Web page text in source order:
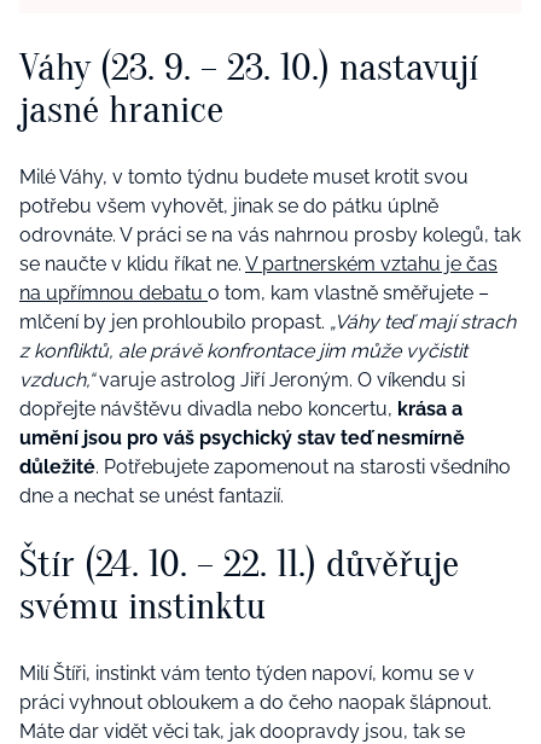
Váhy (23. 9. – 23. 10.) nastavují
jasné hranice
Milé Váhy, v tomto týdnu budete muset krotit svou
potřebu všem vyhovět, jinak se do pátku úplně
odrovnáte. V práci se na vás nahrnou prosby kolegů, tak
se naučte v klidu říkat ne. V partnerském vztahu je čas
na upřímnou debatu o tom, kam vlastně směřujete –
mlčení by jen prohloubilo propast. „Váhy teď mají strach
z konfliktů, ale právě konfrontace jim může vyčistit
vzduch,“varuje astrolog Jiří Jeroným. O víkendu si
dopřejte návštěvu divadla nebo koncertu, krása a
umění jsou pro váš psychický stav teď nesmírně
důležité. Potřebujete zapomenout na starosti všedního
dne a nechat se unést fantazií.
Štír (24. 10. – 22. 11.) důvěřuje
svému instinktu
Milí Štíři, instinkt vám tento týden napoví, komu se v
práci vyhnout obloukem a do čeho naopak šlápnout.
Máte dar vidět věci tak, jak doopravdy jsou, tak se